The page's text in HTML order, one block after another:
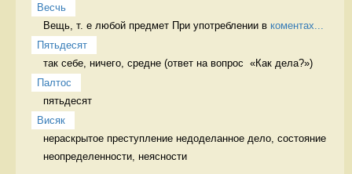
Весчь
Вещь, т. е любой предмет При употреблении в коментах...
Пятьдесят
так себе, ничего, средне (ответ на вопрос  «Как дела?»)
Палтос
пятьдесят
Висяк
нераскрытое преступление недоделанное дело, состояние
неопределенности, неясности